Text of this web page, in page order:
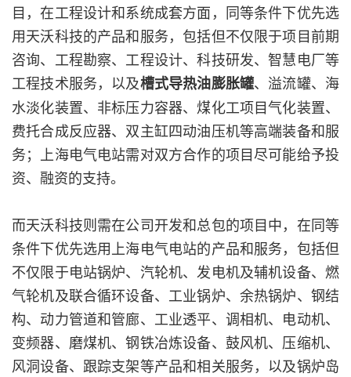
目，在工程设计和系统成套方面，同等条件下优先选
用天沃科技的产品和服务，包括但不仅限于项目前期
咨询、工程勘察、工程设计、科技研发、智慧电厂等
工程技术服务，以及槽式导热油膨胀罐、溢流罐、海
水淡化装置、非标压力容器、煤化工项目气化装置、
费托合成反应器、双主缸四动油压机等高端装备和服
务；上海电气电站需对双方合作的项目尽可能给予投
资、融资的支持。
而天沃科技则需在公司开发和总包的项目中，在同等
条件下优先选用上海电气电站的产品和服务，包括但
不仅限于电站锅炉、汽轮机、发电机及辅机设备、燃
气轮机及联合循环设备、工业锅炉、余热锅炉、钢结
构、动力管道和管廊、工业透平、调相机、电动机、
变频器、磨煤机、钢铁冶炼设备、鼓风机、压缩机、
风洞设备、跟踪支架等产品和相关服务，以及锅炉岛